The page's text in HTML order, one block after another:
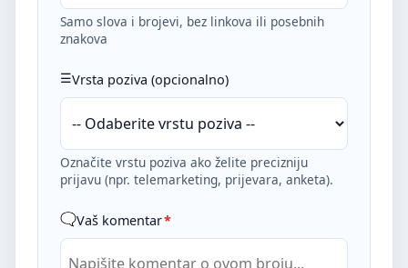
Samo slova i brojevi, bez linkova ili posebnih
znakova
Vrsta poziva (opcionalno)
Označite vrstu poziva ako želite precizniju
prijavu (npr. telemarketing, prijevara, anketa).
Vaš komentar*